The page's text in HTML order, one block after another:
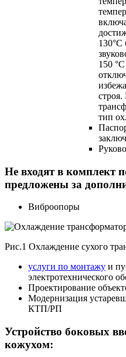
130°C
150
строя.
тип
Не входят в комплект
предложены за
Виброопоры
Рис.1 Охлаждение сухого
услуги по монтажу и
электротехнического
Проектирование
Модернизация
КТП/РП
Устройство боковых
кожухом: